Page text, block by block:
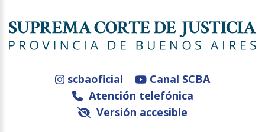
scbaoficial
Canal SCBA
Atención telefónica
Versión accesible